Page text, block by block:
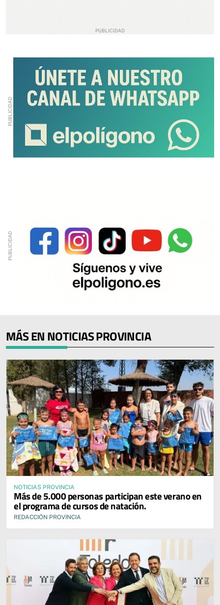
MÁS EN NOTICIAS PROVINCIA
NOTICIAS PROVINCIA
Más de 5.000 personas participan este verano en
el programa de cursos de natación.
REDACCIÓN PROVINCIA